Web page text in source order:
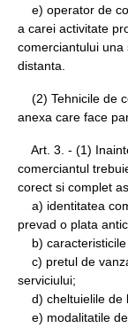
e) operator de
a carei activitate
comerciantului una
distanta.
(2) Tehnicile de
anexa care face
Art. 3. - (1)
comerciantul
corect si complet
a) identitatea
prevad o plata
b) caracteristicile
c) pretul de
serviciului;
d) cheltuielile de
e) modalitatile de